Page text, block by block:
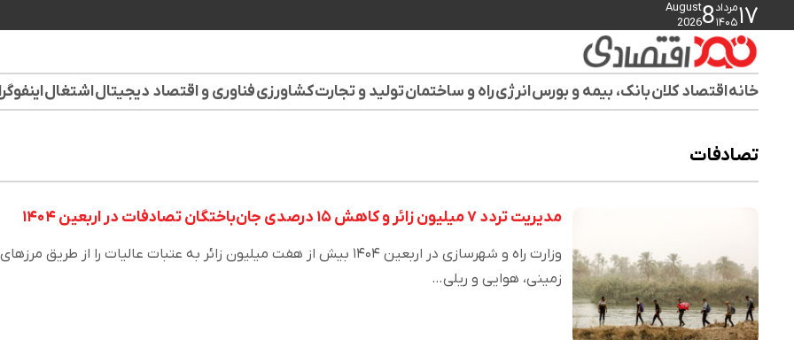
۱۷مرداد
۱۴۰۵8
August
2026
خانهاقتصاد کلانبانک، بیمه و بورسانرژیراه و ساختمانتولید و تجارتکشاورزیفناوری و اقتصاد دیجیتالاشتغال
تصادفات
مدیریت تردد ۷ میلیون زائر و کاهش ۱۵ درصدی جان‌باختگان تصادفات در اربعین ۱۴۰۴
وزارت راه و شهرسازی در اربعین ۱۴۰۴ بیش از هفت میلیون زائر به عتبات عالیات را از طریق مرزهای
زمینی، هوایی و ریلی…